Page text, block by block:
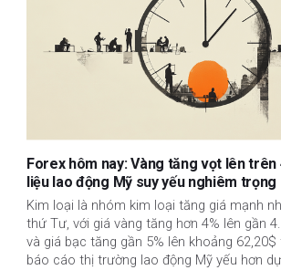
Forex hôm nay: Vàng tăng vọt lên trên
liệu lao động Mỹ suy yếu nghiêm trọng
Kim loại là nhóm kim loại tăng giá mạnh
thứ Tư, với giá vàng tăng hơn 4% lên gần
và giá bạc tăng gần 5% lên khoảng
báo cáo thị trường lao động Mỹ yếu hơn